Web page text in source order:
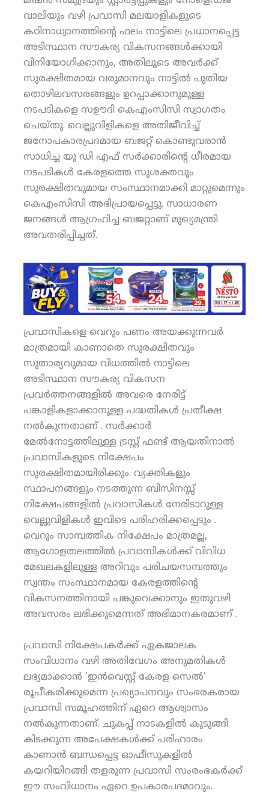
വാലിയും വഴി പ്രവാസി മലയാളികളുടെ
കഠിനാധ്വാനത്തിന്റെ ഫലം നാട്ടിലെ പ്രധാനപ്പെട്ട
അടിസ്ഥാന സൗകര്യ വികസനങ്ങൾക്കായി
വിനിയോഗിക്കാനും, അതിലൂടെ അവർക്ക്
സുരക്ഷിതമായ വരുമാനവും നാട്ടിൽ പുതിയ
തൊഴിലവസരങ്ങളും ഉറപ്പാക്കാനുമുള്ള
നടപടികളെ സഊദി കെഎംസിസി സ്വാഗതം
ചെയ്തു. വെല്ലുവിളികളെ അതിജീവിച്ച്
ജനോപകാരപ്രദമായ ബജറ്റ് കൊണ്ടുവരാൻ
സാധിച്ച യു ഡി എഫ് സർക്കാരിന്റെ ധീരമായ
നടപടികൾ കേരളത്തെ സുശക്തവും
സുരക്ഷിതവുമായ സംസ്ഥാനമാക്കി മാറ്റുമെന്നും
കെഎംസിസി അഭിപ്രായപ്പെട്ടു. സാധാരണ
ജനങ്ങൾ ആഗ്രഹിച്ച ബജറ്റാണ് മുഖ്യമന്ത്രി
അവതരിപ്പിച്ചത്.
പ്രവാസികളെ വെറും പണം അയക്കുന്നവർ
മാത്രമായി കാണാതെ സുരക്ഷിതവും
സുതാര്യവുമായ വിധത്തിൽ നാട്ടിലെ
അടിസ്ഥാന സൗകര്യ വികസന
പ്രവർത്തനങ്ങളിൽ അവരെ നേരിട്ട്
പങ്കാളികളാക്കാനുള്ള പദ്ധതികൾ പ്രതീക്ഷ
നൽകുന്നതാണ് . സർക്കാർ
മേൽനോട്ടത്തിലുള്ള ട്രസ്റ്റ് ഫണ്ട് ആയതിനാൽ
പ്രവാസികളുടെ നിക്ഷേപം
സുരക്ഷിതമായിരിക്കും. വ്യക്തികളും
സ്ഥാപനങ്ങളും നടത്തുന്ന ബിസിനസ്സ്
നിക്ഷേപങ്ങളിൽ പ്രവാസികൾ നേരിടാറുള്ള
വെല്ലുവിളികൾ ഇവിടെ പരിഹരിക്കപ്പെടും .
വെറും സാമ്പത്തിക നിക്ഷേപം മാത്രമല്ല,
ആഗോളതലത്തിൽ പ്രവാസികൾക്ക് വിവിധ
മേഖലകളിലുള്ള അറിവും പരിചയസമ്പത്തും
സ്വന്തം സംസ്ഥാനമായ കേരളത്തിന്റെ
വികസനത്തിനായി പങ്കുവെക്കാനും ഇതുവഴി
അവസരം ലഭിക്കുമെന്നത് അഭിമാനകരമാണ് .
പ്രവാസി നിക്ഷേപകർക്ക് ഏകജാലക
സംവിധാനം വഴി അതിവേഗം അനുമതികൾ
ലഭ്യമാക്കാൻ ‘ഇൻവെസ്റ്റ് കേരള സെൽ’
രൂപീകരിക്കുമെന്ന പ്രഖ്യാപനവും സംഭരകരായ
പ്രവാസി സമൂഹത്തിന് ഏറെ ആശ്വാസം
നൽകുന്നതാണ്. ചുകപ്പ് നാടകളിൽ കുടുങ്ങി
കിടക്കുന്ന അപേക്ഷകൾക്ക് പരിഹാരം
കാണാൻ ബന്ധപ്പെട്ട ഓഫീസുകളിൽ
കയറിയിറങ്ങി തളരുന്ന പ്രവാസി സംരംഭകർക്ക്
ഈ സംവിധാനം ഏറെ ഉപകാരപദമാവും.